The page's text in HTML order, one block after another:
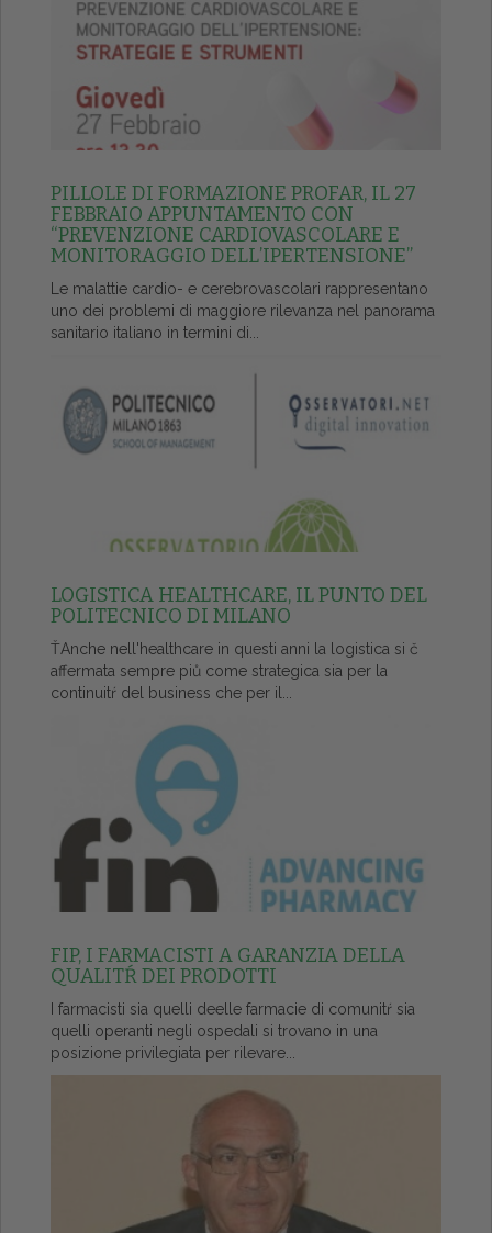
PILLOLE DI FORMAZIONE PROFAR, IL 27
FEBBRAIO APPUNTAMENTO CON
“PREVENZIONE CARDIOVASCOLARE E
MONITORAGGIO DELL’IPERTENSIONE”
Le malattie cardio- e cerebrovascolari rappresentano
uno dei problemi di maggiore rilevanza nel panorama
sanitario italiano in termini di...
LOGISTICA HEALTHCARE, IL PUNTO DEL
POLITECNICO DI MILANO
ŤAnche nell'healthcare in questi anni la logistica si č
affermata sempre piů come strategica sia per la
continuitŕ del business che per il...
FIP, I FARMACISTI A GARANZIA DELLA
QUALITŔ DEI PRODOTTI
I farmacisti sia quelli deelle farmacie di comunitŕ sia
quelli operanti negli ospedali si trovano in una
posizione privilegiata per rilevare...